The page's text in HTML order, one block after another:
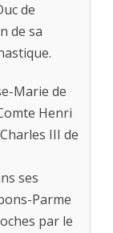
de
de sa
Marie de
Henri
III de
ses
Parme
par le